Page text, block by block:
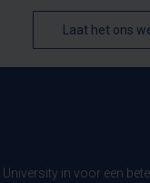
Laat het ons
in voor een